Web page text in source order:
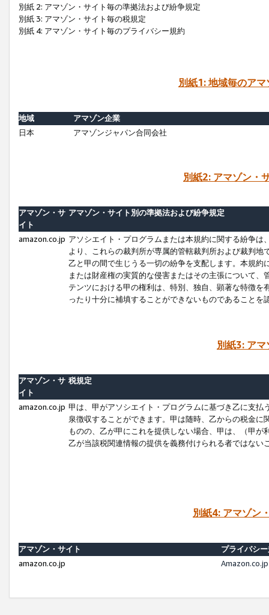
別紙 2: アマゾン・サイト毎の準拠法および紛争規定
別紙 3: アマゾン・サイト毎の税規定
別紙 4: アマゾン・サイト毎のプライバシー規約
別紙1: 地域毎のア
地域
アマゾン企業
日本
アマゾンジャパン合同会社
別紙2: アマゾン・
アマゾン・サ
イト
アマゾン・サイト別の準拠法および紛争規定
amazon.co.jp アソシエイト・プログラムまたは本規約に関する紛争
より、これらの裁判所が専属的管轄裁判所および裁判
乙と甲の間で生じうる一切の紛争を支配します。本規
または財産権の実質的な侵害またはその主張について
テンツにおける甲の権利は、特別、独自、顕著な特徴
ったり十分に補填することができないものであることを
別紙3: ア
アマゾン・サ
イト
税規定
amazon.co.jp 甲は、甲がアソシエイト・プログラムに基づき乙に支
泉徴収することができます。甲は随時、乙からの税金
ものの、乙が甲にこれを提供しない場合、甲は、（甲
乙が当該税関連情報の提供を義務付けられる者ではな
別紙4: アマゾン
アマゾン・サイト
プライバシ
amazon.co.jp